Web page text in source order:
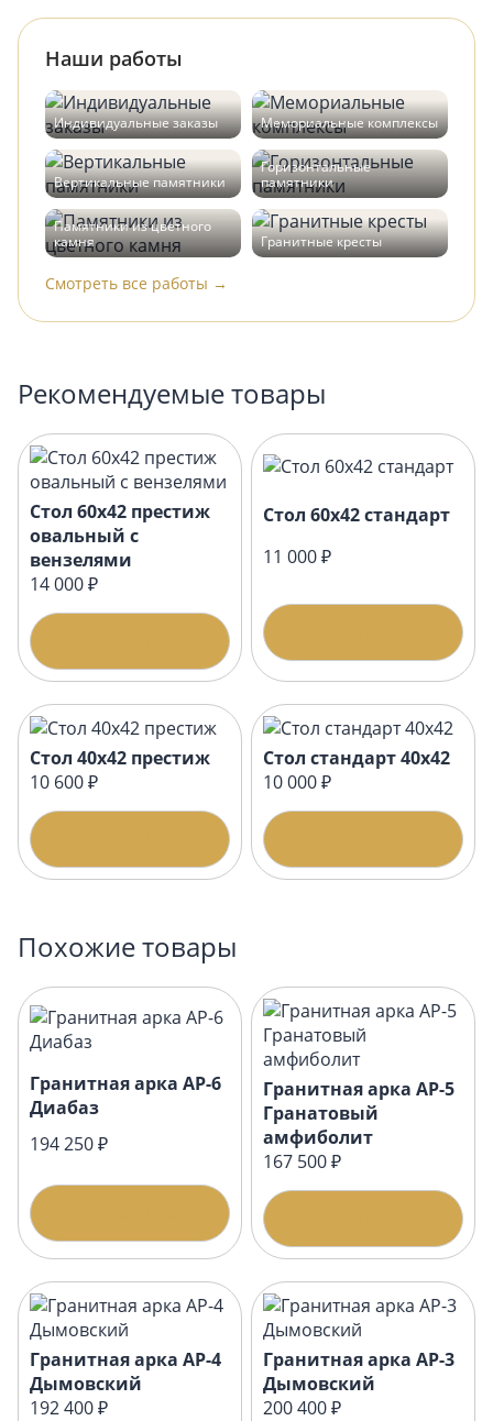
Наши работы
Индивидуальные заказы Мемориальные комплексы
Вертикальные памятники
Горизонтальные
памятники
Памятники из цветного
камня
Гранитные кресты
Смотреть все работы →
Рекомендуемые товары
Стол 60х42 престиж
овальный с
вензелями
14 000 ₽
Стол 60х42 стандарт
11 000 ₽
Стол 40х42 престиж
10 600 ₽
Стол стандарт 40х42
10 000 ₽
Похожие товары
Гранитная арка АР-6
Диабаз
194 250 ₽
Гранитная арка АР-5
Гранатовый
амфиболит
167 500 ₽
Гранитная арка АР-4
Дымовский
192 400 ₽
Гранитная арка АР-3
Дымовский
200 400 ₽